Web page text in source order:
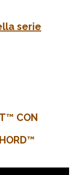
serie
™ CON
™